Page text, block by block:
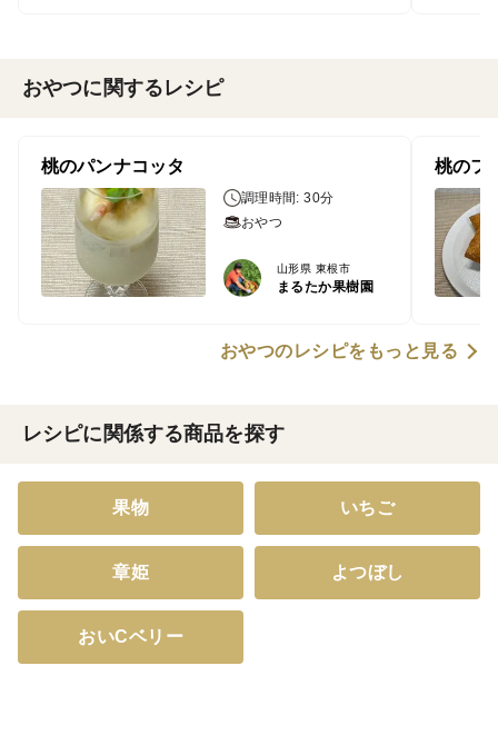
おやつに関するレシピ
桃のパンナコッタ
調理時間: 30分
おやつ
山形県 東根市
まるたか果樹園
桃のフ
おやつのレシピをもっと見る
レシピに関係する商品を探す
果物 いちご
章姫 よつぼし
おいCベリー